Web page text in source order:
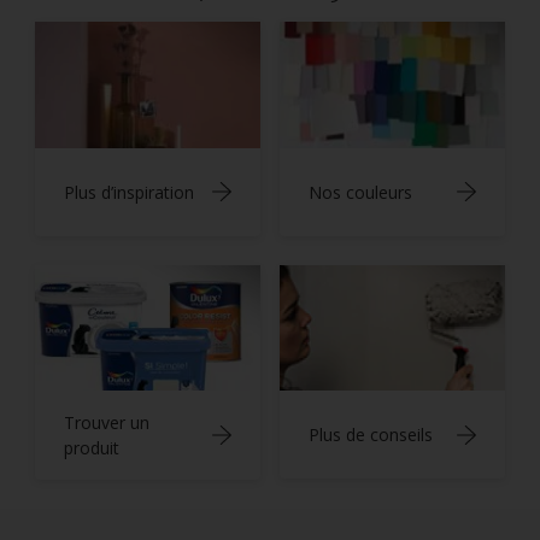
Plus d’inspiration Nos couleurs
Trouver un
produit
Plus de conseils